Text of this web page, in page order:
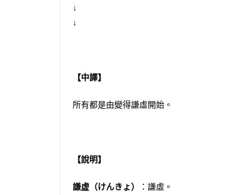
↓
↓
【中譯】
所有都是由變得謙虛開始。
【說明】
謙虚（けんきょ）
：謙虛。